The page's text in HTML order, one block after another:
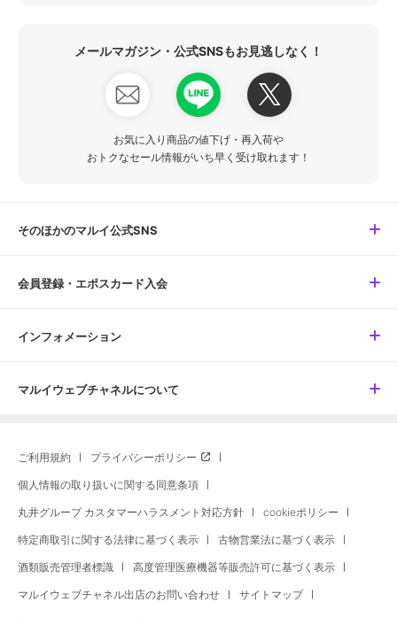
メールマガジン・公式SNSもお見逃しなく！
お気に入り商品の値下げ・再入荷や
おトクなセール情報がいち早く受け取れます！
そのほかのマルイ公式SNS
会員登録・エポスカード入会
インフォメーション
マルイウェブチャネルについて
ご利用規約 プライバシーポリシー
個人情報の取り扱いに関する同意条項
丸井グループ カスタマーハラスメント対応方針 cookieポリシー
特定商取引に関する法律に基づく表示 古物営業法に基づく表示
酒類販売管理者標識 高度管理医療機器等販売許可に基づく表示
マルイウェブチャネル出店のお問い合わせ サイトマップ